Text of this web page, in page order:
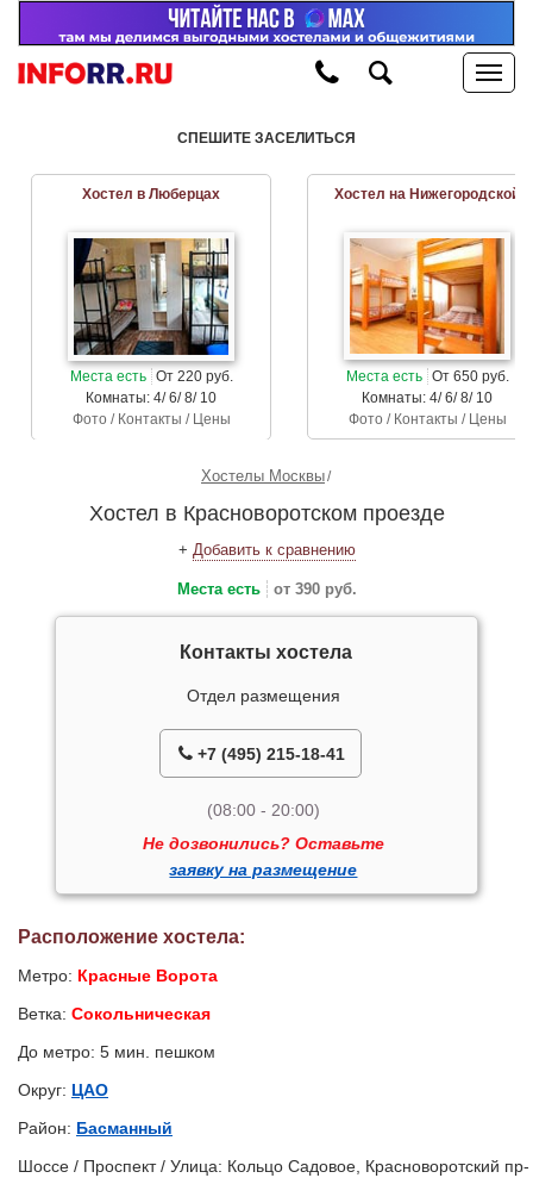
СПЕШИТЕ ЗАСЕЛИТЬСЯ
Хостел в Люберцах
Места есть От 220 руб.
Комнаты: 4/ 6/ 8/ 10
Фото / Контакты / Цены
Хостел на Нижегородской
Места есть От 650 руб.
Комнаты: 4/ 6/ 8/ 10
Фото / Контакты / Цены
Хостелы Москвы
Хостел в Красноворотском проезде
+ Добавить к сравнению
Места есть от 390 руб.
Контакты хостела
Отдел размещения
+7 (495) 215-18-41
(08:00 - 20:00)
Не дозвонились? Оставьте
заявку на размещение
Расположение хостела:
Метро: Красные Ворота
Ветка: Сокольническая
До метро: 5 мин. пешком
Округ: ЦАО
Район: Басманный
Шоссе / Проспект / Улица: Кольцо Садовое, Красноворотский пр-